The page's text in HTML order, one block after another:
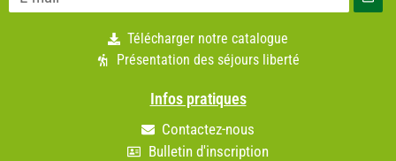
Télécharger notre catalogue
Présentation des séjours liberté
Infos pratiques
Contactez-nous
Bulletin d'inscription